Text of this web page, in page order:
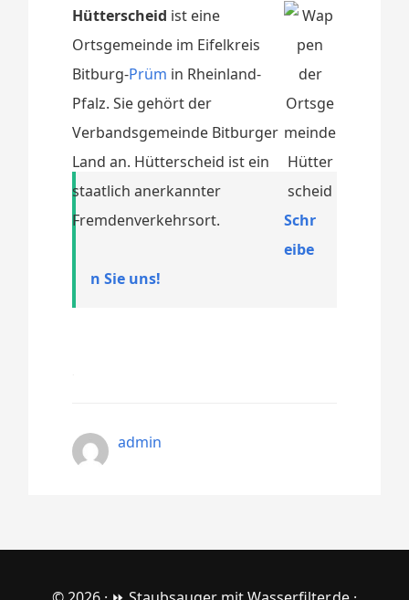
Hütterscheid ist eine
Ortsgemeinde im Eifelkreis
Bitburg-Prüm in Rheinland-
Pfalz. Sie gehört der
Verbandsgemeinde Bitburger
Land an. Hütterscheid ist ein
staatlich anerkannter
Fremdenverkehrsort.
Schr
eibe
n Sie uns!
admin